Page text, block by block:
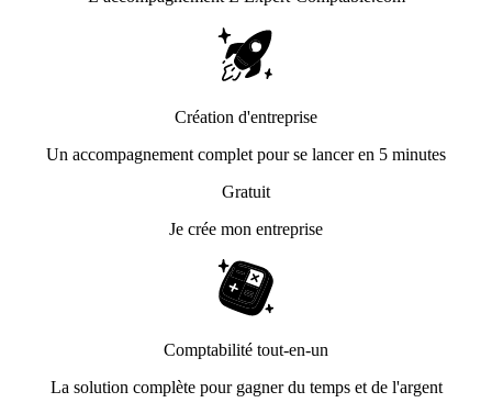
Création d'entreprise
Un accompagnement complet pour se lancer en 5 minutes
Gratuit
Je crée mon entreprise
Comptabilité tout-en-un
La solution complète pour gagner du temps et de l'argent